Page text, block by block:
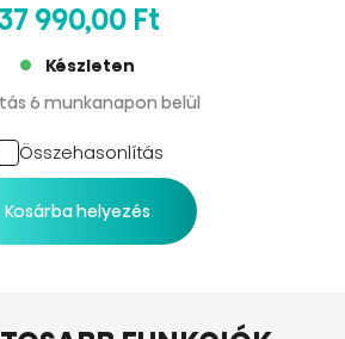
990,00 Ft
Készleten
6 munkanapon belül
Összehasonlítás
Kosárba helyezés